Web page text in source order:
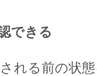
できる
れる前の状